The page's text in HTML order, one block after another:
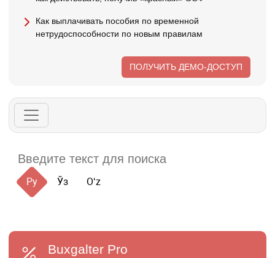
Как выплачивать пособия по временной
нетрудоспособности по новым правилам
ПОЛУЧИТЬ ДЕМО-ДОСТУП
Ру Ўз Oʻz
Buxgalter Pro